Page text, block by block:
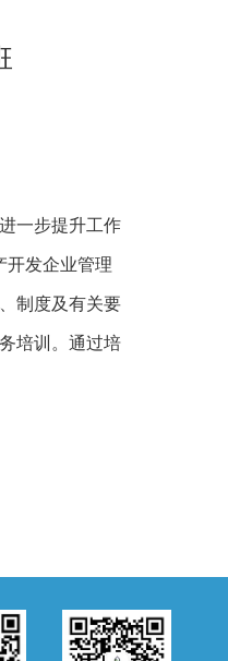
一步提升工作
开发企业管理
制度及有关要
培训。通过培